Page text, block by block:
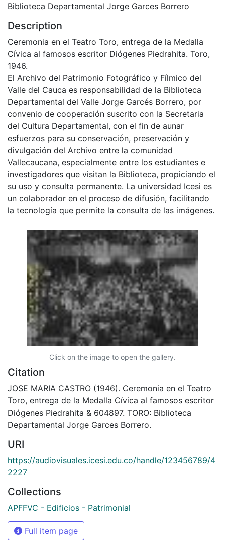
Biblioteca Departamental Jorge Garces Borrero
Description
Ceremonia en el Teatro Toro, entrega de la Medalla
Cívica al famosos escritor Diógenes Piedrahita. Toro,
1946.
El Archivo del Patrimonio Fotográfico y Fílmico del
Valle del Cauca es responsabilidad de la Biblioteca
Departamental del Valle Jorge Garcés Borrero, por
convenio de cooperación suscrito con la Secretaria
del Cultura Departamental, con el fin de aunar
esfuerzos para su conservación, preservación y
divulgación del Archivo entre la comunidad
Vallecaucana, especialmente entre los estudiantes e
investigadores que visitan la Biblioteca, propiciando el
su uso y consulta permanente. La universidad Icesi es
un colaborador en el proceso de difusión, facilitando
la tecnología que permite la consulta de las imágenes.
Click on the image to open the gallery.
Citation
JOSE MARIA CASTRO (1946). Ceremonia en el Teatro
Toro, entrega de la Medalla Cívica al famosos escritor
Diógenes Piedrahita & 604897. TORO: Biblioteca
Departamental Jorge Garces Borrero.
URI
https://audiovisuales.icesi.edu.co/handle/123456789/4
2227
Collections
APFFVC - Edificios - Patrimonial
Full item page